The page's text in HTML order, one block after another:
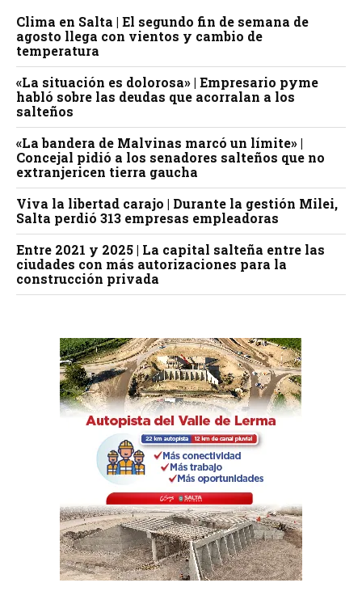
Clima en Salta | El segundo fin de semana de
agosto llega con vientos y cambio de
temperatura
«La situación es dolorosa» | Empresario pyme
habló sobre las deudas que acorralan a los
salteños
«La bandera de Malvinas marcó un límite» |
Concejal pidió a los senadores salteños que no
extranjericen tierra gaucha
Viva la libertad carajo | Durante la gestión Milei,
Salta perdió 313 empresas empleadoras
Entre 2021 y 2025 | La capital salteña entre las
ciudades con más autorizaciones para la
construcción privada